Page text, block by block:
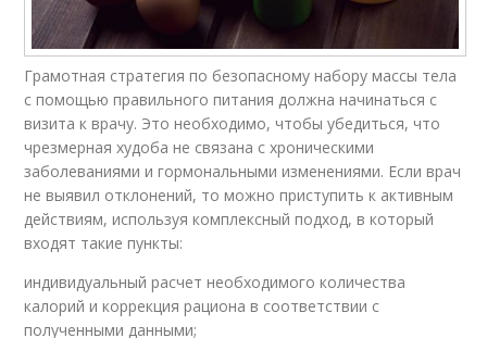
Грамотная стратегия по безопасному набору массы тела
с помощью правильного питания должна начинаться с
визита к врачу. Это необходимо, чтобы убедиться, что
чрезмерная худоба не связана с хроническими
заболеваниями и гормональными изменениями. Если врач
не выявил отклонений, то можно приступить к активным
действиям, используя комплексный подход, в который
входят такие пункты:
индивидуальный расчет необходимого количества
калорий и коррекция рациона в соответствии с
полученными данными;